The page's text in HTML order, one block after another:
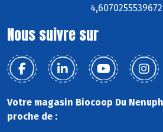
Nous suivre sur
Votre magasin Biocoop Du
proche de :